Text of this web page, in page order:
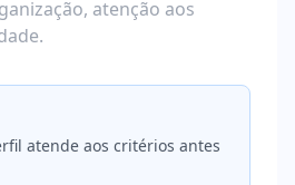
atenção aos
atende aos critérios antes